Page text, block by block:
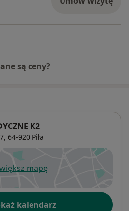
są ceny?
K2
64-920 Piła
mapę
otwiera się w nowej karcie
kalendarz